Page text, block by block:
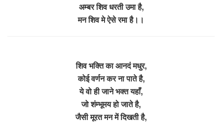
अम्बर शिव धरती उमा है,
मन शिव मे ऐसे रमा है।।
शिव भक्ति का आनदं मधुर,
कोई वर्णन कर ना पाते है,
ये वो ही जाने भक्त यहाँ,
जो शंम्भूमय हो जाते है,
जैसी मूरत मन में दिखती है,